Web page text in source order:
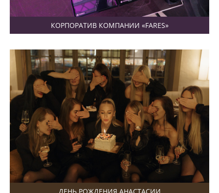
КОРПОРАТИВ КОМПАНИИ «FARES»